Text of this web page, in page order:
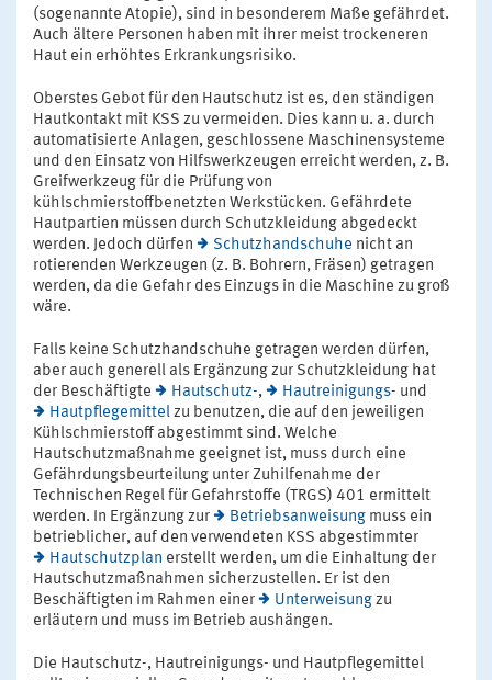
(sogenannte Atopie), sind in besonderem Maße gefährdet.
Auch ältere Personen haben mit ihrer meist trockeneren
Haut ein erhöhtes Erkrankungsrisiko.
Oberstes Gebot für den Hautschutz ist es, den ständigen
Hautkontakt mit KSS zu vermeiden. Dies kann u. a. durch
automatisierte Anlagen, geschlossene Maschinensysteme
und den Einsatz von Hilfswerkzeugen erreicht werden, z. B.
Greifwerkzeug für die Prüfung von
kühlschmierstoffbenetzten Werkstücken. Gefährdete
Hautpartien müssen durch Schutzkleidung abgedeckt
werden. Jedoch dürfen
Schutzhandschuhe nicht an
rotierenden Werkzeugen (z. B. Bohrern, Fräsen) getragen
werden, da die Gefahr des Einzugs in die Maschine zu groß
wäre.
Falls keine Schutzhandschuhe getragen werden dürfen,
aber auch generell als Ergänzung zur Schutzkleidung hat
der Beschäftigte
Hautschutz-, Hautreinigungs- und
Hautpflegemittel zu benutzen, die auf den jeweiligen
Kühlschmierstoff abgestimmt sind. Welche
Hautschutzmaßnahme geeignet ist, muss durch eine
Gefährdungsbeurteilung unter Zuhilfenahme der
Technischen Regel für Gefahrstoffe (TRGS) 401 ermittelt
werden. In Ergänzung zur
Betriebsanweisung muss ein
betrieblicher, auf den verwendeten KSS abgestimmter
Hautschutzplan erstellt werden, um die Einhaltung der
Hautschutzmaßnahmen sicherzustellen. Er ist den
Beschäftigten im Rahmen einer
Unterweisung zu
erläutern und muss im Betrieb aushängen.
Die Hautschutz-, Hautreinigungs- und Hautpflegemittel